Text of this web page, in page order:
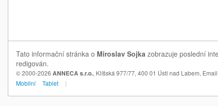
Tato informační stránka o Miroslav Sojka zobrazuje poslední
redigován.
© 2000-2026 ANNECA s.r.o., Klíšská 977/77, 400 01 Ústí nad Labem,
Mobilní
Tablet |